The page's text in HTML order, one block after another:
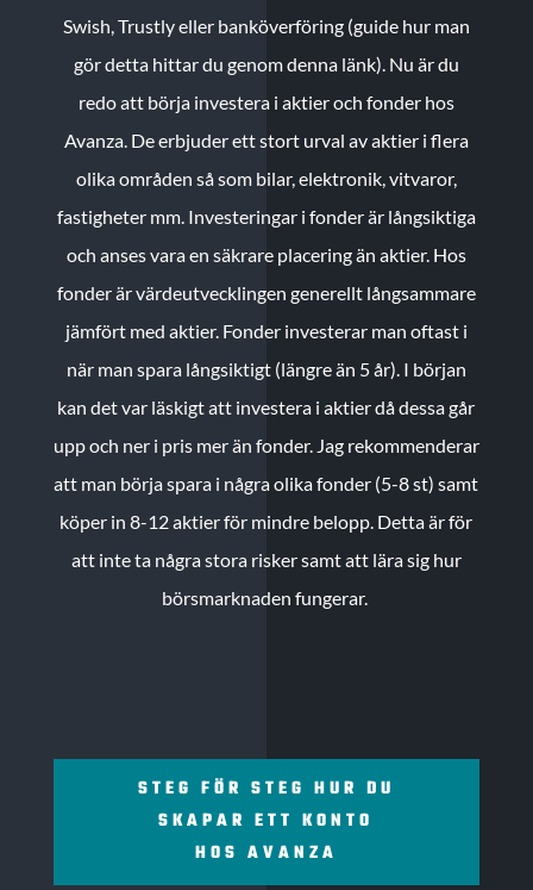
Swish, Trustly eller banköverföring (guide hur man
gör detta hittar du genom denna länk). Nu är du
redo att börja investera i aktier och fonder hos
Avanza. De erbjuder ett stort urval av aktier i flera
olika områden så som bilar, elektronik, vitvaror,
fastigheter mm. Investeringar i fonder är långsiktiga
och anses vara en säkrare placering än aktier. Hos
fonder är värdeutvecklingen generellt långsammare
jämfört med aktier. Fonder investerar man oftast i
när man spara långsiktigt (längre än 5 år). I början
kan det var läskigt att investera i aktier då dessa går
upp och ner i pris mer än fonder. Jag rekommenderar
att man börja spara i några olika fonder (5-8 st) samt
köper in 8-12 aktier för mindre belopp. Detta är för
att inte ta några stora risker samt att lära sig hur
börsmarknaden fungerar.
STEG FÖR STEG HUR DU
SKAPAR ETT KONTO
HOS AVANZA